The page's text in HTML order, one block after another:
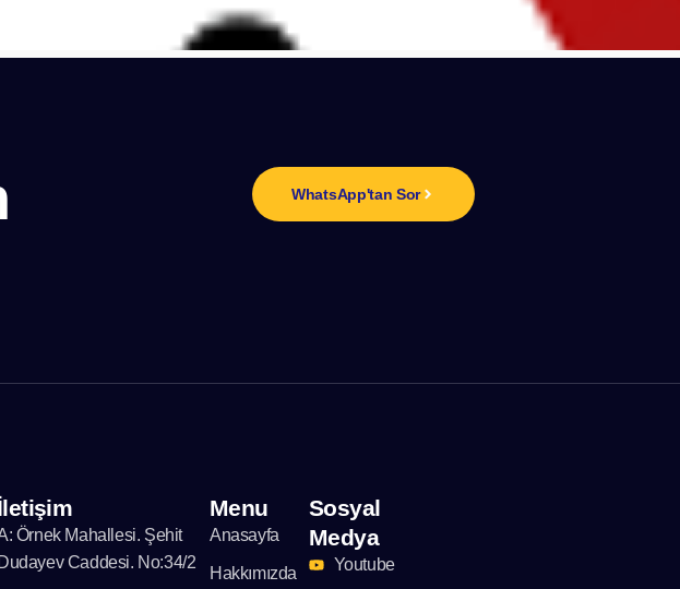
WhatsApp'tan Sor
Örnek Mahallesi. Şehit
Dudayev Caddesi. No:34/2
Menu
Anasayfa
Hakkımızda
Sosyal
Medya
Youtube